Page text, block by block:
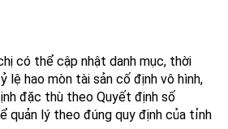
có thể cập nhật danh mục, thời
lệ hao mòn tài sản cố định vô hình,
đặc thù theo Quyết định số
quản lý theo đúng quy định của tỉnh